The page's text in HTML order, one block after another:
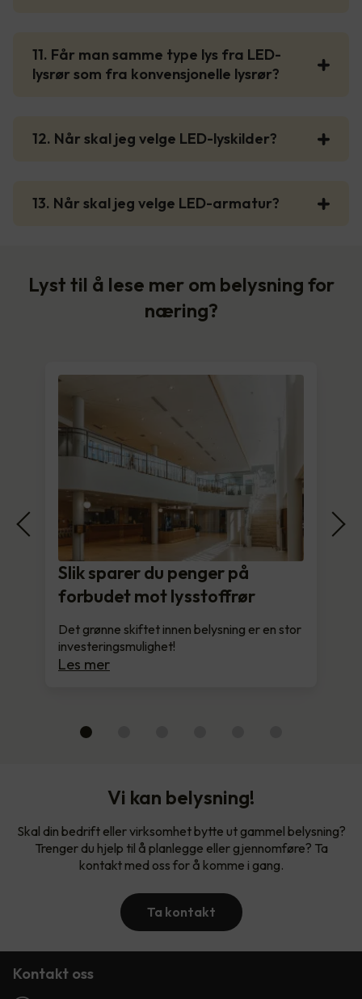
11. Får man samme type lys fra LED-
lysrør som fra konvensjonelle lysrør?
12. Når skal jeg velge LED-lyskilder?
13. Når skal jeg velge LED-armatur?
Lyst til å lese mer om belysning for
næring?
Slik sparer du penger på
forbudet mot lysstoffrør
Det grønne skiftet innen belysning er en stor
investeringsmulighet!
Les mer
Vi kan belysning!
Skal din bedrift eller virksomhet bytte ut gammel belysning?
Trenger du hjelp til å planlegge eller gjennomføre? Ta
kontakt med oss for å komme i gang.
Ta kontakt
Kontakt oss